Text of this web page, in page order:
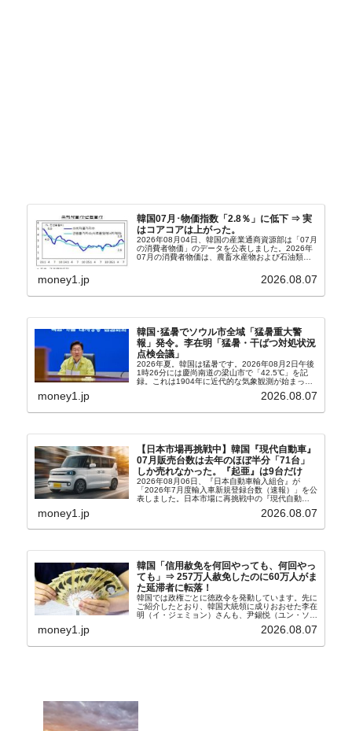
韓国07月･物価指数「2.8％」に低下 ⇒ 実
はコアコアは上がった。
2026年08月04日、韓国の産業通商資源部は「07月
の消費者物価」のデータを公表しました。2026年
07月の消費者物価は、農畜水産物および石油類の
2.8％上昇（06月は3.2％）となり、上昇率は前...
money1.jp 2026.08.07
韓国･猛暑でソウル市全域「猛暑重大警
報」発令。李在明「猛暑・干ばつ対処状況
点検会議」
2026年夏。韓国は猛暑です。2026年08月2日午後
1時26分には慶尚南道の梁山市で「42.5℃」を記
録。これは1904年に近代的な気象観測が始まって
以来の韓国史上最高気温です。08月04日には、ソ
ウル市全域への「猛暑重大警報」が発令され...
money1.jp 2026.08.07
【日本市場再挑戦中】韓国『現代自動車』
07月販売台数は去年のほぼ半分「71台」
しか売れなかった。『起亜』は9台だけ
2026年08月06日、『日本自動車輸入組合』が
「2026年7月度輸入車新規登録台数（速報）」を公
表しました。日本市場に再挑戦中の『現代自動
台数はこの中に捉えられているはずです。先月から
money1.jp 2026.08.07
韓国「信用赦免を何回やっても、何回やっ
ても」⇒ 257万人赦免したのに60万人がま
た延滞者に転落！
韓国では政権ごとに徳政令を発動しています。先に
ご紹介したとおり、韓国大統領に成りおおせた李在
明（イ・ジェミョン）さんも、尹錫悦（ユン・ソギ
バンクにして不良債権の買い取りを行い、分割償還
money1.jp 2026.08.07